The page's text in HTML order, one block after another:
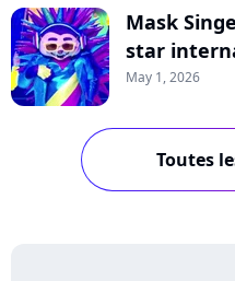
Mask
star
May 1, 2026
Toutes